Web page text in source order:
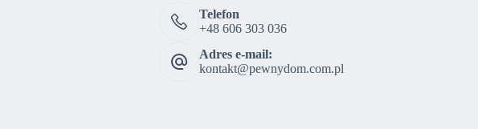
Telefon
+48 606 303 036
Adres e-mail:
kontakt@pewnydom.com.pl